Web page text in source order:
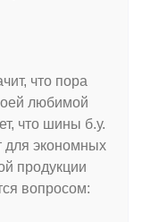
что пора
любимой
что шины б.у.
для экономных
продукции
вопросом: